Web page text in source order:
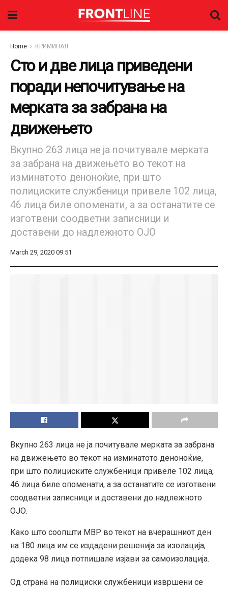
Home КРИМИНАЛ
Сто и две лица приведени
поради непочитување на
мерката за забрана на
движењето
Вкупно 263 лица не ја почитувале мерката
за забрана на движењето во текот на
изминатото деноноќие, при што
полициските службеници привеле 102 лица,
46 лица биле опоменати, a за останатите се
изготвени соодветни записници и
доставени до надлежното ОЈО
March 29, 2020 09:51
Вкупно 263 лица не ја почитувале мерката за забрана
на движењето во текот на изминатото деноноќие,
при што полициските службеници привеле 102 лица,
46 лица биле опоменати, a за останатите се изготвени
соодветни записници и доставени до надлежното
ОЈО.
Како што соопшти МВР во текот на вчерашниот ден
на 180 лица им се издадени решенија за изолација,
додека 98 лица потпишале изјави за самоизолација.
Од страна на полициски службеници извршени се